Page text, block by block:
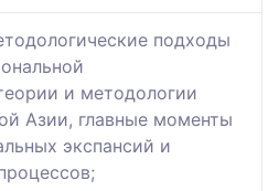
подходы
и методологии
Азии, главные моменты
экспансий и